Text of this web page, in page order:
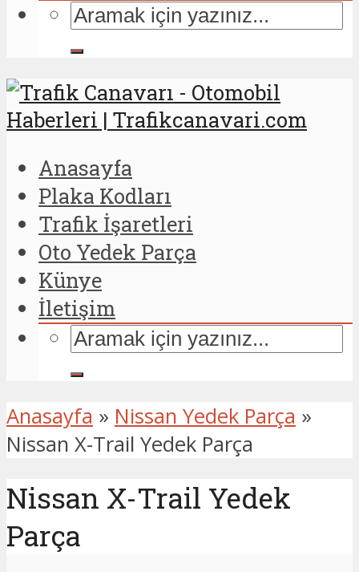
Anasayfa
Plaka Kodları
Trafik İşaretleri
Oto Yedek Parça
Künye
İletişim
Anasayfa » Nissan Yedek Parça »
Nissan X-Trail Yedek Parça
Nissan X-Trail Yedek
Parça